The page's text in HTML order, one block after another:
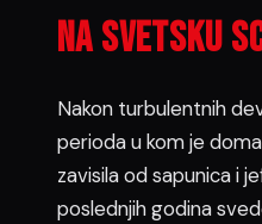
na svetsku
Nakon turbulentnih
perioda u kom je
zavisila od sapunica i
poslednjih godina